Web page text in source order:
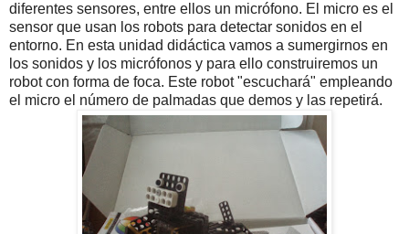
diferentes sensores, entre ellos un micrófono. El micro es el
sensor que usan los robots para detectar sonidos en el
entorno. En esta unidad didáctica vamos a sumergirnos en
los sonidos y los micrófonos y para ello construiremos un
robot con forma de foca. Este robot "escuchará" empleando
el micro el número de palmadas que demos y las repetirá.